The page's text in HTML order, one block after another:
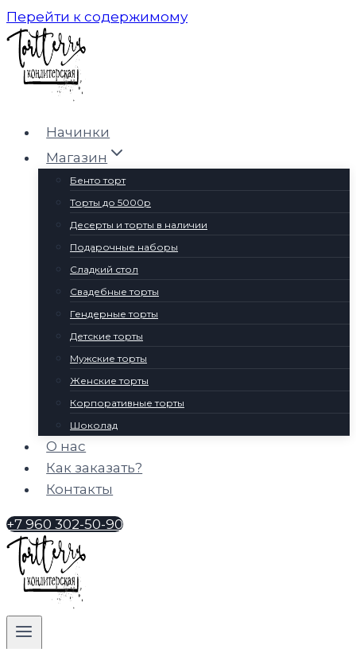
Перейти к содержимому
Начинки
Магазин
Бенто торт
Торты до 5000р
Десерты и торты в наличии
Подарочные наборы
Сладкий стол
Свадебные торты
Гендерные торты
Детские торты
Мужские торты
Женские торты
Корпоративные торты
Шоколад
О нас
Как заказать?
Контакты
+7 960 302-50-90